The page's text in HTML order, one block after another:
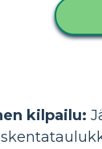
kilpailu: